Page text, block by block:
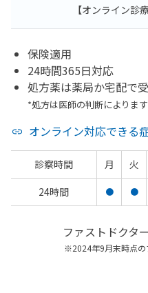
【オンライン診
保険適用
24時間365日対応
処方薬は薬局か宅配で
*処方は医師の判断によります
オンライン対応できる
診察時間 月 火
24時間
● ●
ファストドクタ
※2024年9月末時点の